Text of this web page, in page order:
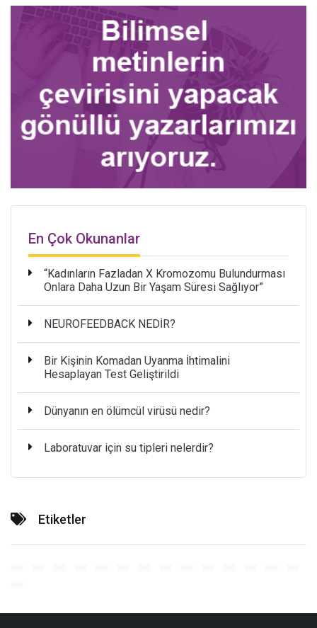
En Çok Okunanlar
“Kadınların Fazladan X Kromozomu Bulundurması
Onlara Daha Uzun Bir Yaşam Süresi Sağlıyor”
NEUROFEEDBACK NEDİR?
Bir Kişinin Komadan Uyanma İhtimalini
Hesaplayan Test Geliştirildi
Dünyanın en ölümcül virüsü nedir?
Laboratuvar için su tipleri nelerdir?
Etiketler